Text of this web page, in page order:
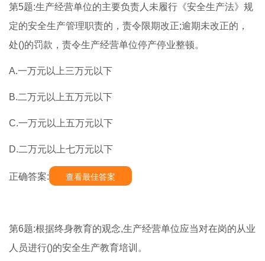
第5题:生产经营单位的主要负责人未履行《安全生产法》规
定的安全生产管理职责的，责令限期改正;逾期未改正的，
处()的罚款，责令生产经营单位停产停业整顿。
A.一万元以上三万元以下
B.二万元以上五万元以下
C.一万元以上五万元以下
D.二万元以上七万元以下
正确答案: 查看最佳答案
第6题:根据终身教育的观念,生产经营单位应当对在岗的从业
人员进行()的安全生产教育培训。